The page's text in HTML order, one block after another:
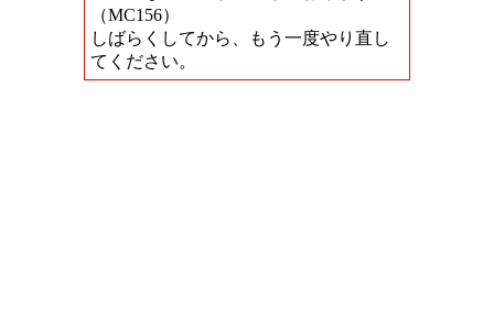
（MC156）
しばらくしてから、もう一度やり直し
てください。